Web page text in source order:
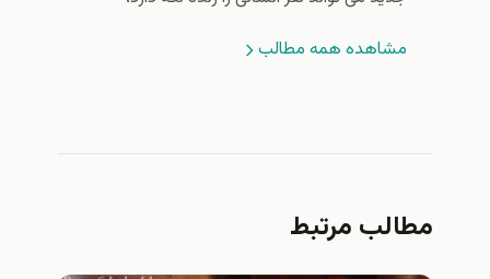
مشاهده همه مطالب
مطالب مرتبط